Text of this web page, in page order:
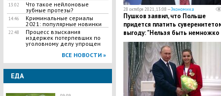
13:02
Что такое нейлоновые
зубные протезы?
14:46
Криминальные сериалы
2021: популярные новинки
22:48
Процесс взыскания
издержек потерпевших по
уголовному делу упрощен
ВСЕ НОВОСТИ »
ЕДА
28 октября 2021, 13:08 —Экономика
Пушков заявил, что Польше
придется платить
выгоду: "Нельзя быть немножко
беременной"